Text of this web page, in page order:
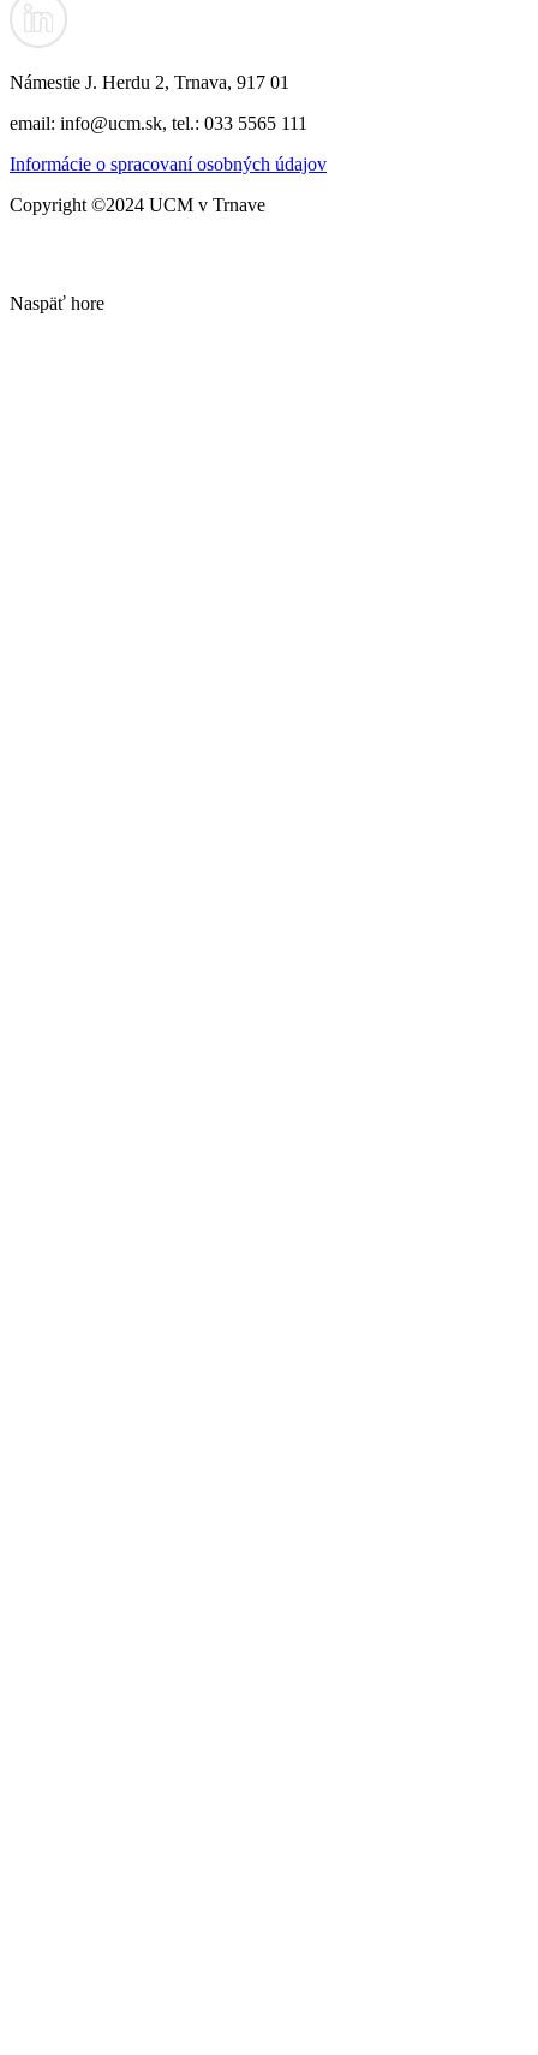
Námestie J. Herdu 2, Trnava, 917 01
email: info@ucm.sk, tel.: 033 5565 111
Informácie o spracovaní osobných údajov
Copyright ©2024 UCM v Trnave
Naspäť hore